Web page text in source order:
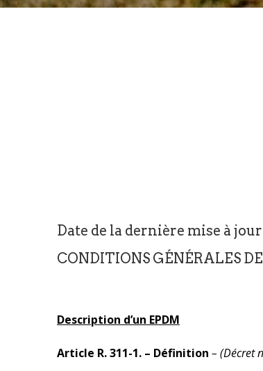
Date de la dernière mise à
CONDITIONS GÉNÉRALES
Description d’un EPDM
Article R. 311-1. – Définition – (Décret